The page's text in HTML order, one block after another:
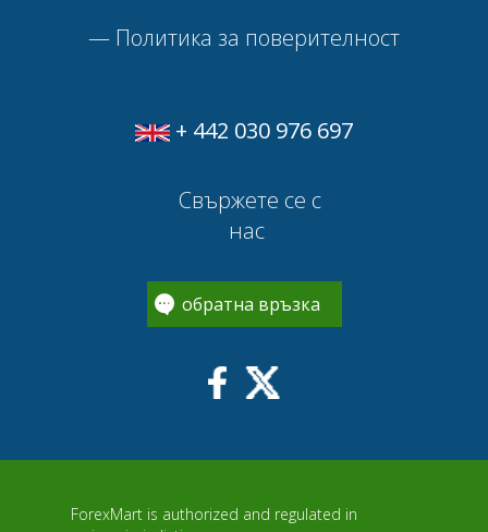
— Политика за поверителност
+ 442 030 976 697
Свържете се с
нас
обратна връзка
ForexMart is authorized and regulated in